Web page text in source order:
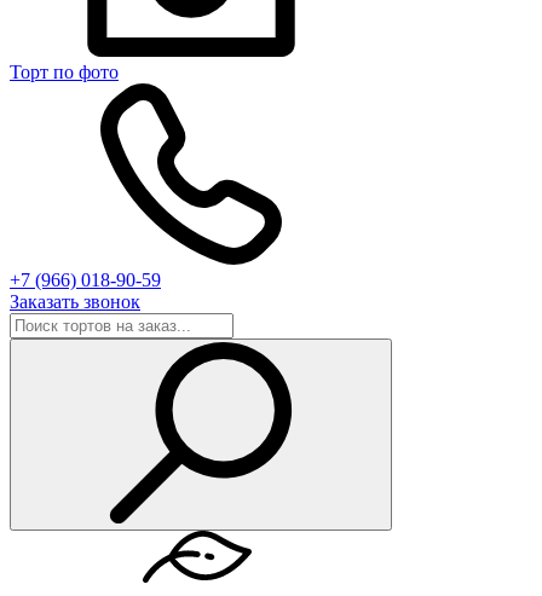
Торт по фото
+7 (966) 018-90-59
Заказать звонок